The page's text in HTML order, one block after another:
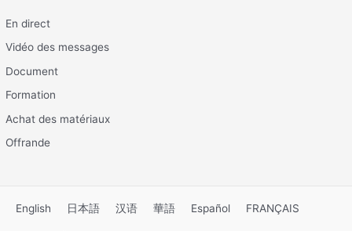
En direct
Vidéo des messages
Document
Formation
Achat des matériaux
Offrande
English 日本語 汉语 華語 Español FRANÇAIS